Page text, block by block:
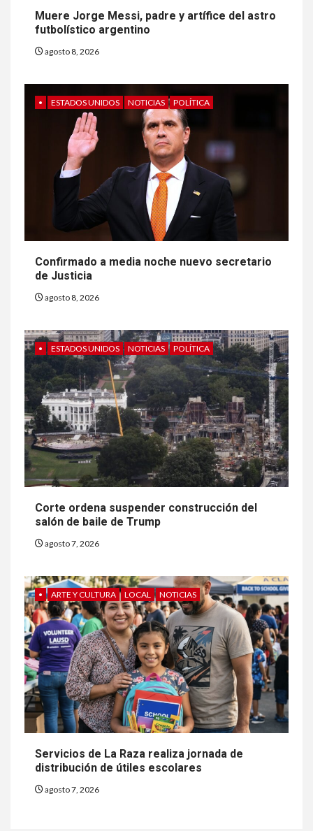
Muere Jorge Messi, padre y artífice del astro
futbolístico argentino
agosto 8, 2026
• ESTADOS UNIDOS NOTICIAS POLÍTICA
Confirmado a media noche nuevo secretario
de Justicia
agosto 8, 2026
• ESTADOS UNIDOS NOTICIAS POLÍTICA
Corte ordena suspender construcción del
salón de baile de Trump
agosto 7, 2026
• ARTE Y CULTURA LOCAL NOTICIAS
Servicios de La Raza realiza jornada de
distribución de útiles escolares
agosto 7, 2026